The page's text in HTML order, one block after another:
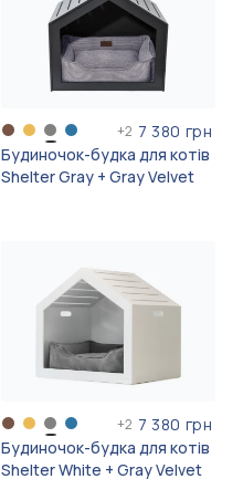
+2 7 380 грн
Будиночок-будка для котів
Shelter Gray + Gray Velvet
+2 7 380 грн
Будиночок-будка для котів
Shelter White + Gray Velvet